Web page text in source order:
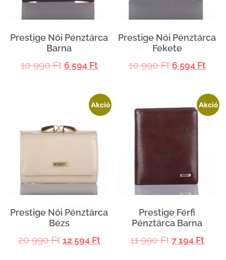
Prestige Női Pénztárca
Barna
10 990Ft 6 594 Ft
Prestige Női Pénztárca
Fekete
10 990Ft 6 594 Ft
Akció
Prestige Női Pénztárca
Bézs
20 990Ft 12 594 Ft
Akció
Prestige Férfi
Pénztárca Barna
11 990Ft 7 194 Ft